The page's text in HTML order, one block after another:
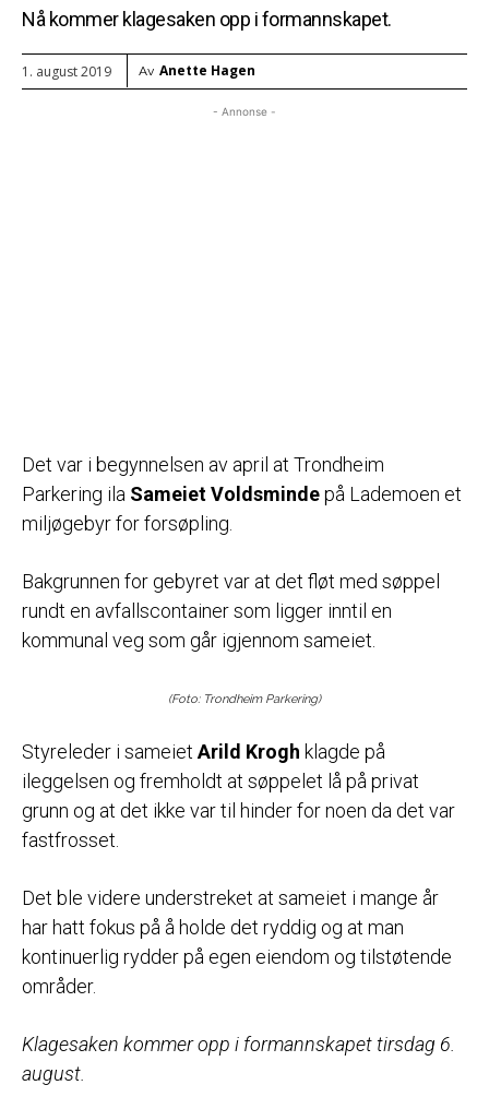
Nå kommer klagesaken opp i formannskapet.
1. august 2019 Av Anette Hagen
- Annonse -
Det var i begynnelsen av april at Trondheim
Parkering ila Sameiet Voldsmindepå Lademoen et
miljøgebyr for forsøpling.
Bakgrunnen for gebyret var at det fløt med søppel
rundt en avfallscontainer som ligger inntil en
kommunal veg som går igjennom sameiet.
(Foto: Trondheim Parkering)
Styreleder i sameiet Arild Krogh klagde på
ileggelsen og fremholdt at søppelet lå på privat
grunn og at det ikke var til hinder for noen da det var
fastfrosset.
Det ble videre understreket at sameiet i mange år
har hatt fokus på å holde det ryddig og at man
kontinuerlig rydder på egen eiendom og tilstøtende
områder.
Klagesaken kommer opp i formannskapet tirsdag 6.
august.